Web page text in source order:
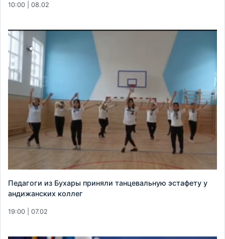
10:00 | 08.02
Педагоги из Бухары приняли танцевальную эстафету у
андижанских коллег
19:00 | 07.02